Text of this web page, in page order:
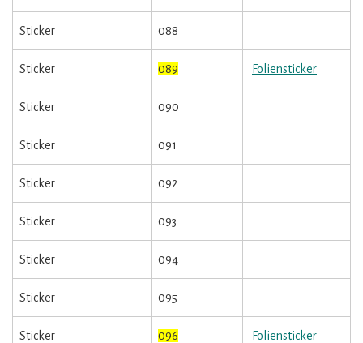
Sticker 088
Sticker 089 Foliensticker
Sticker 090
Sticker 091
Sticker 092
Sticker 093
Sticker 094
Sticker 095
Sticker 096 Foliensticker